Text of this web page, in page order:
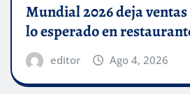
Mundial 2026 deja
lo esperado en
editor Ago 4, 2026